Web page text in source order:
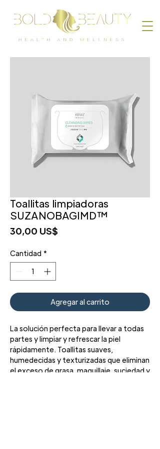
Toallitas limpiadoras
SUZANOBAGIMD™
30,00 US$
Cantidad *
Agregar al carrito
La solución perfecta para llevar a todas
partes y limpiar y refrescar la piel
rápidamente. Toallitas suaves,
humedecidas y texturizadas que eliminan
el exceso de grasa, maquillaje, suciedad y